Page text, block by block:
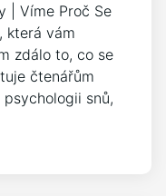
| Víme Proč Se
která vám
zdálo to, co se
čtenářům
snů,